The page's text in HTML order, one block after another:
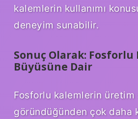
kalemlerin kullanımı
deneyim sunabilir.
Sonuç Olarak:
Büyüsüne Dair
Fosforlu kalemlerin üretim
göründüğünden çok daha